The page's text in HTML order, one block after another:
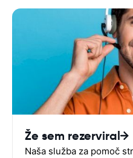
Že sem rezerviral
Naša služba za pomoč